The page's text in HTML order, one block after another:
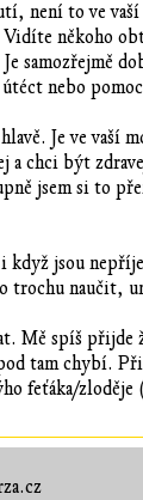
není to ve
někoho
samozřejmě
nebo
Je ve
a chci být
jsem si to
jsou
trochu naučit,
Mě spíš
tam chybí.
feťáka/